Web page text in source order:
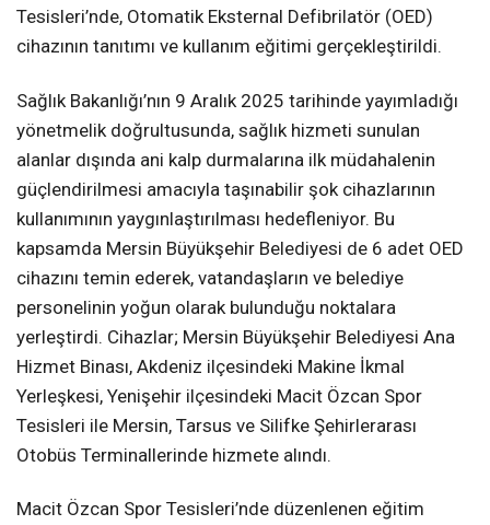
Tesisleri’nde, Otomatik Eksternal Defibrilatör (OED)
cihazının tanıtımı ve kullanım eğitimi gerçekleştirildi.
Sağlık Bakanlığı’nın 9 Aralık 2025 tarihinde yayımladığı
yönetmelik doğrultusunda, sağlık hizmeti sunulan
alanlar dışında ani kalp durmalarına ilk müdahalenin
güçlendirilmesi amacıyla taşınabilir şok cihazlarının
kullanımının yaygınlaştırılması hedefleniyor. Bu
kapsamda Mersin Büyükşehir Belediyesi de 6 adet OED
cihazını temin ederek, vatandaşların ve belediye
personelinin yoğun olarak bulunduğu noktalara
yerleştirdi. Cihazlar; Mersin Büyükşehir Belediyesi Ana
Hizmet Binası, Akdeniz ilçesindeki Makine İkmal
Yerleşkesi, Yenişehir ilçesindeki Macit Özcan Spor
Tesisleri ile Mersin, Tarsus ve Silifke Şehirlerarası
Otobüs Terminallerinde hizmete alındı.
Macit Özcan Spor Tesisleri’nde düzenlenen eğitim